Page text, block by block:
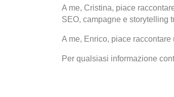
A me, Cristina, piace
SEO, campagne e storytelling
A me, Enrico, piace
Per qualsiasi informazione